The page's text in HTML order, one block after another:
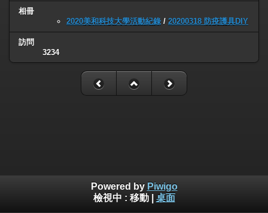
相冊
2020美和科技大學活動紀錄 / 20200318 防疫護具DIY
訪問
3234
Powered by Piwigo
檢視中 : 移動| 桌面